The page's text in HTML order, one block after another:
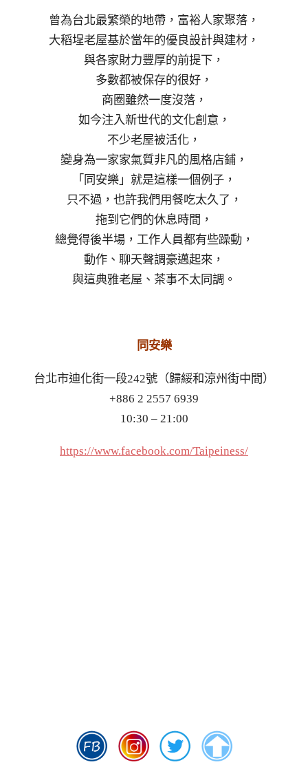
曾為台北最繁榮的地帶，富裕人家聚落，
大稻埕老屋基於當年的優良設計與建材，
與各家財力豐厚的前提下，
多數都被保存的很好，
商圈雖然一度沒落，
如今注入新世代的文化創意，
不少老屋被活化，
變身為一家家氣質非凡的風格店鋪，
「同安樂」就是這樣一個例子，
只不過，也許我們用餐吃太久了，
拖到它們的休息時間，
總覺得後半場，工作人員都有些躁動，
動作、聊天聲調豪邁起來，
與這典雅老屋、茶事不太同調。
同安樂
台北市迪化街一段242號（歸綏和涼州街中間）
+886 2 2557 6939
10:30 – 21:00
https://www.facebook.com/Taipeiness/